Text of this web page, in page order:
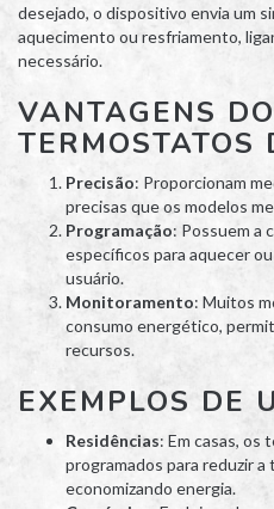
desejado, o dispositivo envia um
aquecimento ou resfriamento,
necessário.
VANTAGENS
TERMOSTATOS
Precisão: Proporcionam
precisas que os modelos
Programação: Possuem a
específicos para aquecer
usuário.
Monitoramento: Muitos
consumo energético,
recursos.
EXEMPLOS DE
Residências: Em casas,
programados para reduzir
economizando energia.